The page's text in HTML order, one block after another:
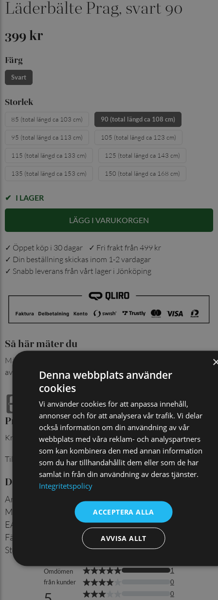
Läderbälte Prag, svart 90
399 kr
Färg
Svart
Storlek
85 (total längd ca 103 cm) 90 (total längd ca 108 cm)
95 (total längd ca 113 cm) 105 (total längd ca 123 cm)
115 (total längd ca 133 cm) 125 (total längd ca 143 cm)
135 (total längd ca 153 cm) 150 (total längd ca 168 cm)
I LAGER
LÄGG I VARUKORGEN
✓ Öppet köp i 30 dagar ✓ Fri frakt från 499 kr
✓ Din beställning skickas inom 1-2 vardagar
✓ Snabb leverans från vårt lager i Jönköping
Så här mäter du
Mät från spännet till det mittersta hålet. Angiven totalläng
avser bältets hela längd.
Produktinformation
Kraftigt bälte i äkta buffelläder. Nickelfritt spänne.
Tillverkat i Sverige.
Detaljer
Artikelnummer
840999924
Material
Läder
EAN
7350144052544
Färg
Svart
Storlek
90
Denna webbplats använder
cookies
Vi använder cookies för att anpassa innehåll,
annonser och för att analysera vår trafik. Vi delar
också information om din användning av vår
webbplats med våra reklam- och analyspartners
som kan kombinera den med annan information
som du har tillhandahållit dem eller som de har
samlat in från din användning av deras tjänster.
Integritetspolicy
ACCEPTERA ALLA
AVVISA ALLT